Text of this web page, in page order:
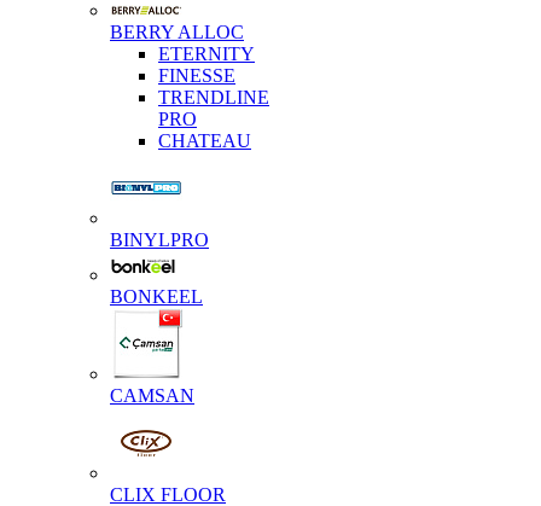
BERRY ALLOC
ETERNITY
FINESSE
TRENDLINE
PRO
CHATEAU
BINYLPRO
BONKEEL
CAMSAN
CLIX FLOOR